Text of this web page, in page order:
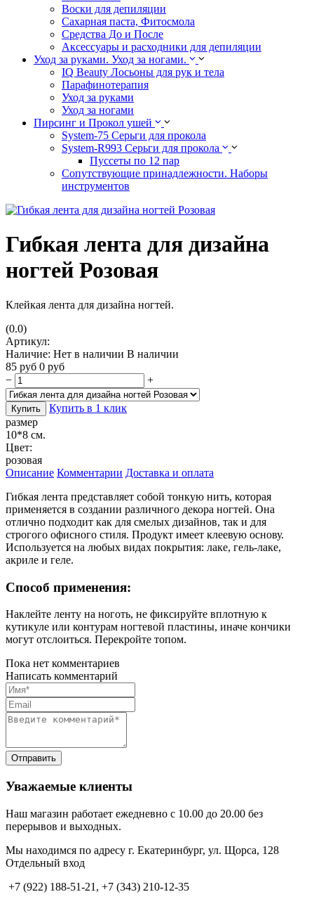
Воски для депиляции
Сахарная паста, Фитосмола
Средства До и После
Аксессуары и расходники для депиляции
Уход за руками. Уход за ногами.
IQ Beauty Лосьоны для рук и тела
Парафинотерапия
Уход за руками
Уход за ногами
Пирсинг и Прокол ушей
System-75 Серьги для прокола
System-R993 Серьги для прокола
Пуссеты по 12 пар
Cопутствующие принадлежности. Наборы
инструментов
Гибкая лента для дизайна
ногтей Розовая
Клейкая лента для дизайна ногтей.
(0.0)
Артикул:
Наличие: Нет в наличии В наличии
85 руб 0 руб
−
+
Купить
Купить в 1 клик
размер
10*8 см.
Цвет:
розовая
Описание Комментарии Доставка и оплата
Гибкая лента представляет собой тонкую нить, которая
применяется в создании различного декора ногтей. Она
отлично подходит как для смелых дизайнов, так и для
строгого офисного стиля. Продукт имеет клеевую основу.
Используется на любых видах покрытия: лаке, гель-лаке,
акриле и геле.
Способ применения:
Наклейте ленту на ноготь, не фиксируйте вплотную к
кутикуле или контурам ногтевой пластины, иначе кончики
могут отслоиться. Перекройте топом.
Пока нет комментариев
Написать комментарий
Уважаемые клиенты
Наш магазин работает ежедневно с 10.00 до 20.00 без
перерывов и выходных.
Мы находимся по адресу г. Екатеринбург, ул. Щорса, 128
Отдельный вход
+7 (922) 188-51-21, +7 (343) 210-12-35